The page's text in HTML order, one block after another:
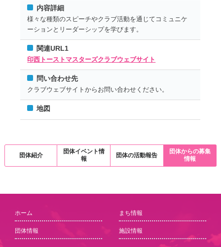
内容詳細
様々な種類のスピーチやクラブ活動を通じてコミュニケ
ーションとリーダーシップを学びます。
関連URL1
印西トーストマスターズクラブウェブサイト
問い合わせ先
クラブウェブサイトからお問い合わせください。
地図
団体紹介
団体イベント情
報
団体の活動報告
団体からの募集
情報
ホーム まち情報
団体情報 施設情報